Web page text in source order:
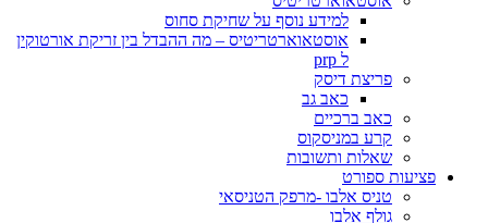
למידע נוסף על שחיקת סחוס
אוסטאוארטריטיס – מה ההבדל בין זריקת אורטוקין
ל prp
פריצת דיסק
כאב גב
כאב ברכיים
קרע במניסקוס
שאלות ותשובות
פציעות ספורט
טניס אלבו -מרפק הטניסאי
גולף אלבו